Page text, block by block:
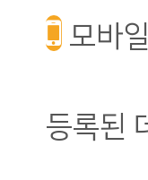
모바
등록된